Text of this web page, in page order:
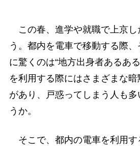
この春、進学や就職で上京し
う。都内を電車で移動する際
に驚くのは“地方出身者あるあ
を利用する際にはさまざまな
があり、戸惑ってしまう人も
うか。
そこで、都内の電車を利用す